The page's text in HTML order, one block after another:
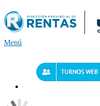
al
contenido
Menú